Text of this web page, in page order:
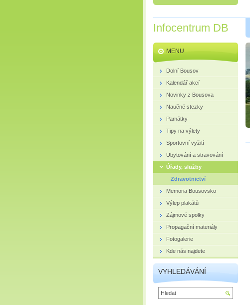
Infocentrum DB
MENU
Dolní Bousov
Kalendář akcí
Novinky z Bousova
Naučné stezky
Památky
Tipy na výlety
Sportovní vyžití
Ubytování a stravování
Úřady, služby
Zdravotnictví
Memoria Bousovsko
Výlep plakátů
Zájmové spolky
Propagační materiály
Fotogalerie
Kde nás najdete
VYHLEDÁVÁNÍ